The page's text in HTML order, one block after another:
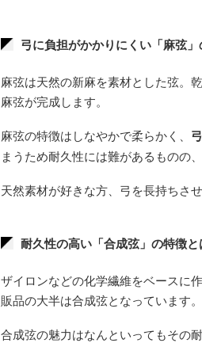
弓に負担がかかりにくい「麻弦
麻弦は天然の新麻を素材とした弦。
麻弦が完成します。
麻弦の特徴はしなやかで柔らかく、
まうため耐久性には難があるものの
天然素材が好きな方、弓を長持ちさ
耐久性の高い「合成弦」の特徴と
ザイロンなどの化学繊維をベースに
販品の大半は合成弦となっています。
合成弦の魅力はなんといってもその